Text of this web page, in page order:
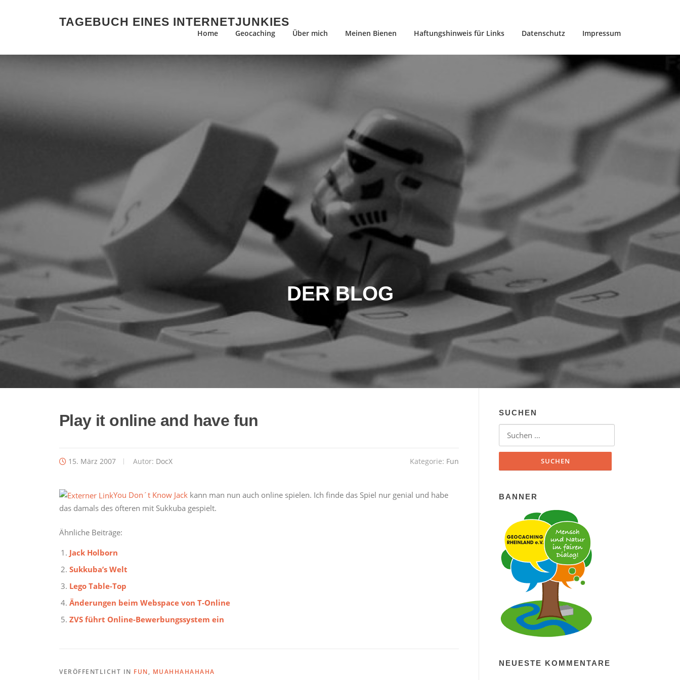
TAGEBUCH EINES INTERNETJUNKIES
Home Geocaching Über mich Meinen Bienen Haftungshinweis für Links Datenschutz Impressum
DER BLOG
Play it online and have fun
15. März 2007 Autor: DocX Kategorie: Fun
You Don´t Know Jack kann man nun auch online spielen. Ich finde das Spiel nur genial und habe
das damals des öfteren mit Sukkuba gespielt.
Ähnliche Beiträge:
Jack Holborn
Sukkuba’s Welt
Lego Table-Top
Änderungen beim Webspace von T-Online
ZVS führt Online-Bewerbungssystem ein
VERÖFFENTLICHT IN FUN, MUAHHAHAHAHA
SUCHEN
Suchen nach:
BANNER
NEUESTE KOMMENTARE